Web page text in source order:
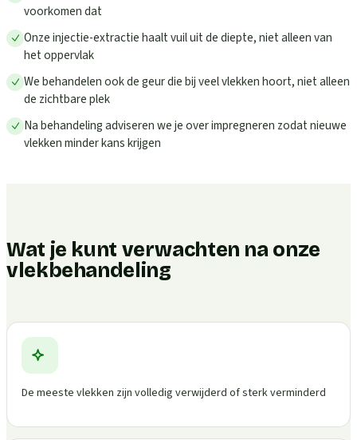
voorkomen dat
Onze injectie-extractie haalt vuil uit de diepte, niet alleen van
het oppervlak
We behandelen ook de geur die bij veel vlekken hoort, niet alleen
de zichtbare plek
Na behandeling adviseren we je over impregneren zodat nieuwe
vlekken minder kans krijgen
Wat je kunt verwachten na onze
vlekbehandeling
De meeste vlekken zijn volledig verwijderd of sterk verminderd